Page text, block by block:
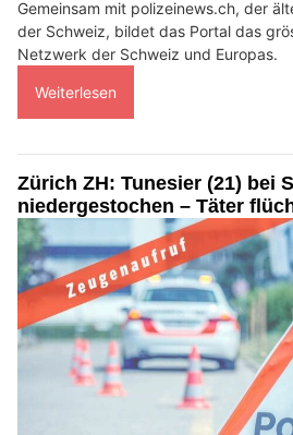
Gemeinsam mit polizeinews.ch, der
der Schweiz, bildet das Portal das
Netzwerk der Schweiz und Europas.
Weiterlesen
Zürich ZH: Tunesier (21) bei
niedergestochen – Täter